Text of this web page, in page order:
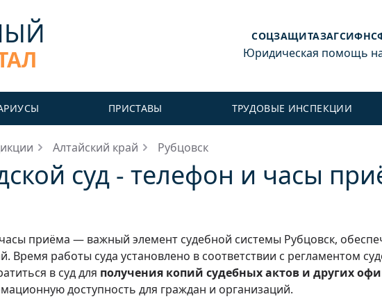
СОЦЗАЩИТАЗАГСИФНС
Юридическая помощь
ПРИСТАВЫ ТРУДОВЫЕ ИНСПЕКЦИИ
Алтайский край Рубцовск
суд - телефон и часы
приёма — важный элемент судебной системы Рубцовск,
Время работы суда установлено в соответствии с регламентом
в суд для получения копий судебных актов и других
доступность для граждан и организаций.